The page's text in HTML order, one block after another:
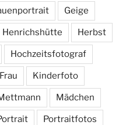
Geige
Henrichshütte Herbst
Hochzeitsfotograf
Kinderfoto
Mädchen
Portraitfotos